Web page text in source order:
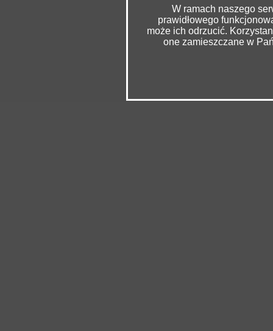
W ramach naszego
prawidłowego
może ich odrzucić.
one zamieszczane w